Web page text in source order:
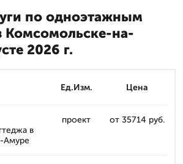
по одноэтажным
Комсомольске-на-
2026 г.
Ед.Изм. Цена
в
Амуре
проект от 35714 руб.